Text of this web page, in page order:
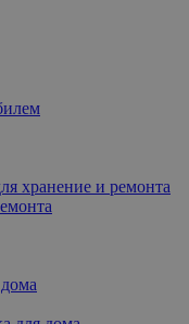
хранение и ремонта